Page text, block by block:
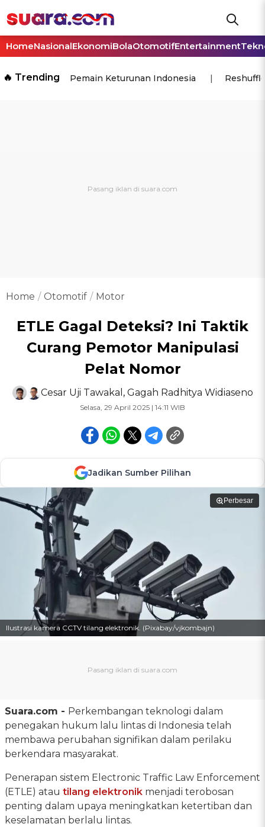
HomeNasionalEkonomiBolaOtomotifEntertainment
🔥 Trending Pemain Keturunan Indonesia
Home Otomotif Motor
ETLE Gagal Deteksi? Ini Taktik
Curang Pemotor Manipulasi
Pelat Nomor
Cesar Uji Tawakal , Gagah Radhitya Widiaseno
Selasa, 29 April 2025 | 14:11 WIB
Jadikan Sumber Pilihan
Perbesar
Ilustrasi kamera CCTV tilang elektronik. (Pixabay/vjkombajn)
Suara.com - Perkembangan teknologi dalam
penegakan hukum lalu lintas di Indonesia telah
membawa perubahan signifikan dalam perilaku
berkendara masyarakat.
Penerapan sistem Electronic Traffic Law Enforcement
(ETLE) atau tilang elektronik menjadi terobosan
penting dalam upaya meningkatkan ketertiban dan
keselamatan berlalu lintas.